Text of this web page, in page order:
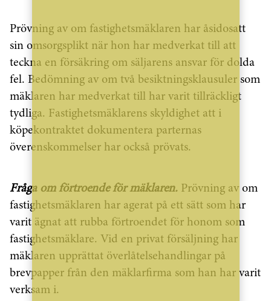
Prövning av om fastighetsmäklaren har åsidosatt
sin omsorgsplikt när hon har medverkat till att
teckna en försäkring om säljarens ansvar för dolda
fel. Bedömning av om två besiktningsklausuler som
mäklaren har medverkat till har varit tillräckligt
tydliga. Fastighetsmäklarens skyldighet att i
köpekontraktet dokumentera parternas
överenskommelser har också prövats.
Fråga om förtroende för mäklaren. Prövning av om
fastighetsmäklaren har agerat på ett sätt som har
varit ägnat att rubba förtroendet för honom som
fastighetsmäklare. Vid en privat försäljning har
mäklaren upprättat överlåtelsehandlingar på
brevpapper från den mäklarfirma som han har varit
verksam i.